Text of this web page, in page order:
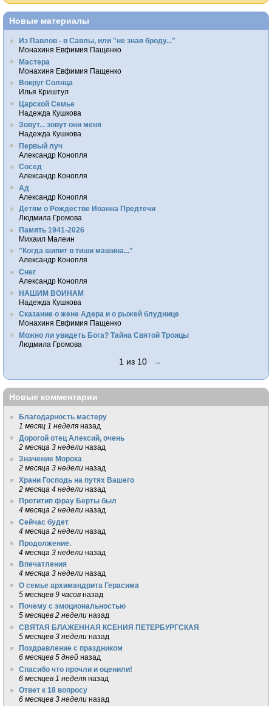
Новые материалы
Из Павлов - в Савлы, или "не зная броду..."
Монахиня Евфимия Пащенко
Мастера
Монахиня Евфимия Пащенко
Вокруг Солнца
Илья Криштул
Царской Семье
Надежда Кушкова
Зовут... зовут они меня
Надежда Кушкова
Первый луч
Александр Конопля
Сосед
Александр Конопля
Ад
Александр Конопля
Детям о Рождестве Иоанна Предтечи
Людмила Громова
Память 1941-2026
Михаил Малеин
"Когда шипит в тиши машина..."
Александр Конопля
Снег
Александр Конопля
НАШИМ ВОИНАМ
Надежда Кушкова
Сказание о жене Адера и о рыжей блуднице
Монахиня Евфимия Пащенко
Можно ли увидеть Бога? Тайна Святой Троицы
Людмила Громова
1 из 10 →
Новые комментарии
Благодарность мастеру
1 месяц 1 неделя назад
Дорогой отец Алексий, очень
2 месяца 3 недели назад
Значение Морока
2 месяца 3 недели назад
Храни Господь на путях Вашего
2 месяца 4 недели назад
Протитип фрау Берты был
4 месяца 2 недели назад
Сейчас будет
4 месяца 2 недели назад
Продолжение.
4 месяца 3 недели назад
Впечатления
4 месяца 3 недели назад
О семье архимандрита Герасима
5 месяцев 9 часов назад
Почему с эмоциональностью
5 месяцев 2 недели назад
СВЯТАЯ БЛАЖЕННАЯ КСЕНИЯ ПЕТЕРБУРГСКАЯ
5 месяцев 3 недели назад
Поздравление с праздником
6 месяцев 5 дней назад
Спасибо что прочли и оценили!
6 месяцев 1 неделя назад
Ответ к 18 вопросу
6 месяцев 3 недели назад